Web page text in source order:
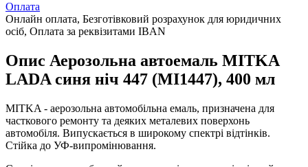
Оплата
Онлайн оплата, Безготівковий розрахунок для юридичних
осіб, Оплата за реквізитами IBAN
Опис Аерозольна автоемаль MITKA
LADA синя ніч 447 (MI1447), 400 мл
MITKA - аерозольна автомобільна емаль, призначена для
часткового ремонту та деяких металевих поверхонь
автомобіля. Випускається в широкому спектрі відтінків.
Стійка до УФ-випромінювання.